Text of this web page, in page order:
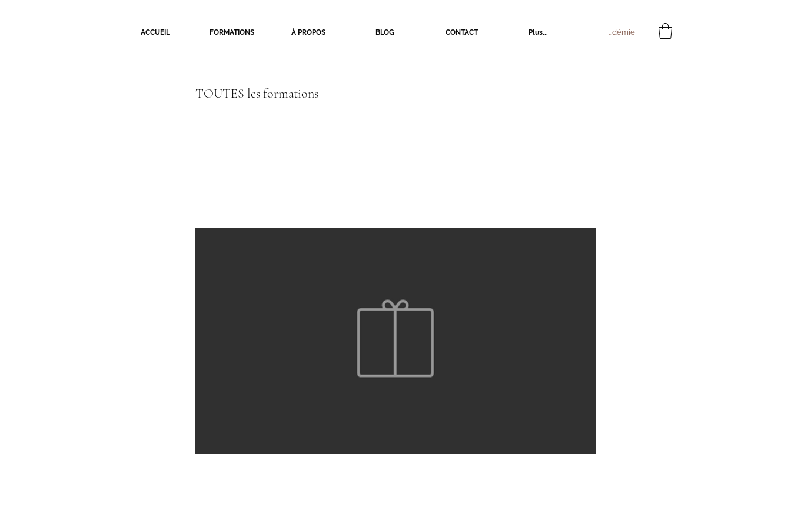
ACCUEIL FORMATIONS À PROPOS BLOG CONTACT Plus... Connexion Académie
TOUTES les formations